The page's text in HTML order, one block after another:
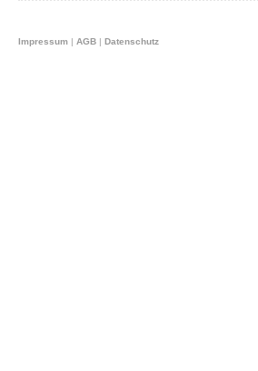
Impressum | AGB | Datenschutz